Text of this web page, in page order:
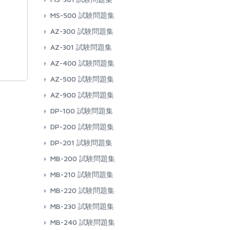
MS-500 試験問題集
AZ-300 試験問題集
AZ-301 試験問題集
AZ-400 試験問題集
AZ-500 試験問題集
AZ-900 試験問題集
DP-100 試験問題集
DP-200 試験問題集
DP-201 試験問題集
MB-200 試験問題集
MB-210 試験問題集
MB-220 試験問題集
MB-230 試験問題集
MB-240 試験問題集